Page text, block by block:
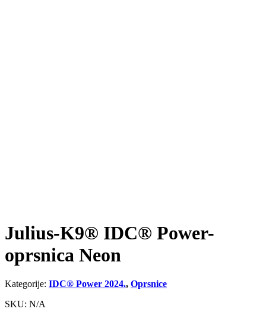
Julius-K9® IDC® Power-
oprsnica Neon
Kategorije: IDC® Power 2024., Oprsnice
SKU: N/A